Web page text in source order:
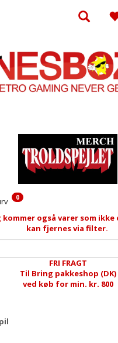
0
også varer som ikke
kan fjernes via filter.
FRI FRAGT
Til Bring pakkeshop (DK)
ved køb for min. kr. 800